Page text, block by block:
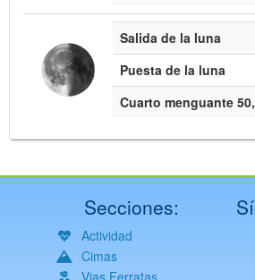
Salida de la luna
Puesta de la luna
Cuarto menguante
Secciones:
Actividad
Cimas
Vias Ferratas